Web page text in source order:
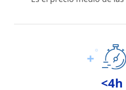
<4h